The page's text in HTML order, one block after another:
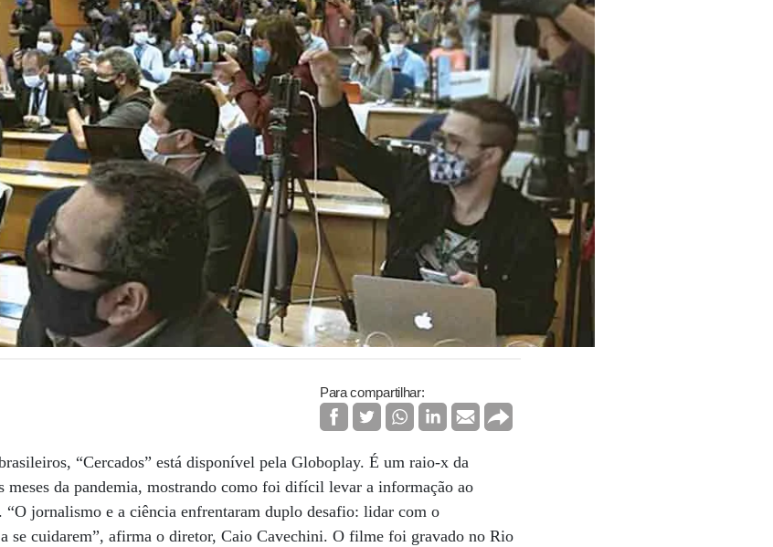
Para compartilhar:
“Cercados” está disponível pela Globoplay. É um raio-x da
meses da pandemia, mostrando como foi difícil levar a informação ao
jornalismo e a ciência enfrentaram duplo desafio: lidar com o
a se cuidarem”, afirma o diretor, Caio Cavechini. O filme foi gravado no Rio